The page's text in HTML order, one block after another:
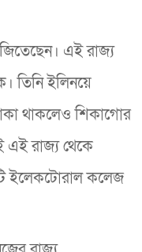
এই রাজ্য
তিনি ইলিনয়ে
থাকলেও শিকাগোর
এই রাজ্য থেকে
ইলেকটোরাল কলেজ